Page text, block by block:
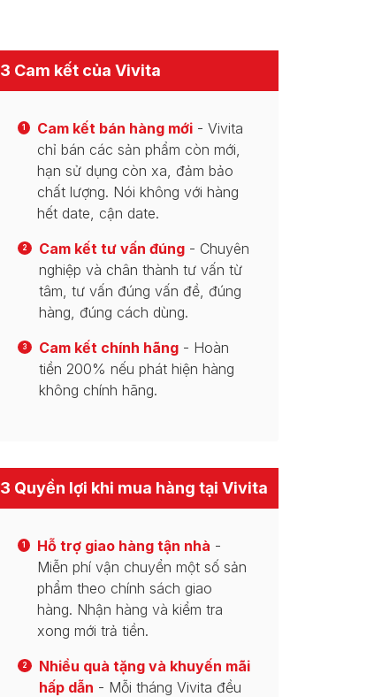
3 Cam kết của Vivita
1 Cam kết bán hàng mới - Vivita
chỉ bán các sản phẩm còn mới,
hạn sử dụng còn xa, đảm bảo
chất lượng. Nói không với hàng
hết date, cận date.
2 Cam kết tư vấn đúng - Chuyên
nghiệp và chân thành tư vấn từ
tâm, tư vấn đúng vấn đề, đúng
hàng, đúng cách dùng.
3 Cam kết chính hãng - Hoàn
tiền 200% nếu phát hiện hàng
không chính hãng.
3 Quyền lợi khi mua hàng tại Vivita
1 Hỗ trợ giao hàng tận nhà -
Miễn phí vận chuyển một số sản
phẩm theo chính sách giao
hàng. Nhận hàng và kiểm tra
xong mới trả tiền.
2
Nhiều quà tặng và khuyến mãi
hấp dẫn - Mỗi tháng Vivita đều